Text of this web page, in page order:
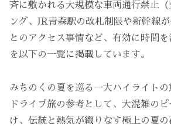
斉に敷かれる大規模な車両通行禁止（
ング、JR青森駅の改札制限や新幹線
とのアクセス事情など、有効に時間
を以下の一覧に掲載しています。
みちのくの夏を巡る一大ハイライト
ドライブ旅の参考として、大混雑の
け、伝統と熱気が織りなす極上の夏